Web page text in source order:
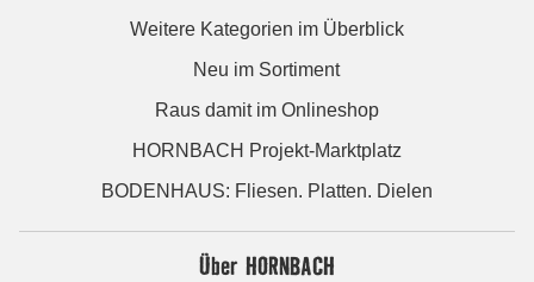
Weitere Kategorien im Überblick
Neu im Sortiment
Raus damit im Onlineshop
HORNBACH Projekt-Marktplatz
BODENHAUS: Fliesen. Platten. Dielen
Über HORNBACH